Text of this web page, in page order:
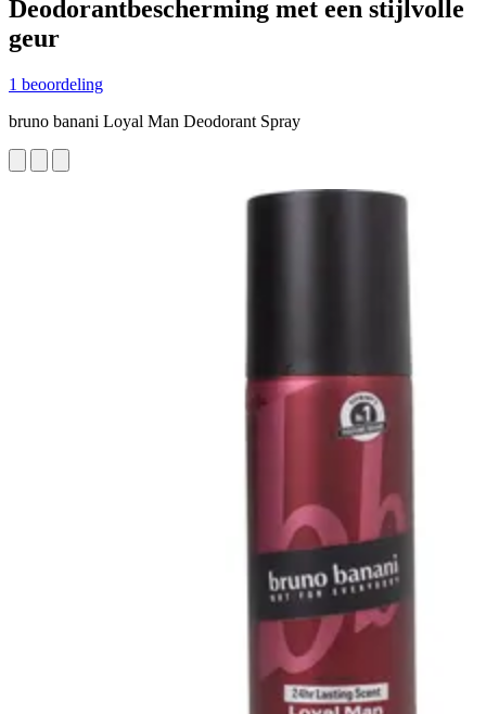
Deodorantbescherming met een stijlvolle
geur
1 beoordeling
bruno banani Loyal Man Deodorant Spray